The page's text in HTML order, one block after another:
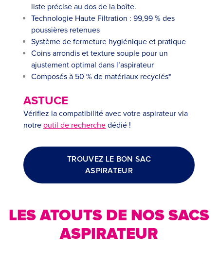
liste précise au dos de la boîte.
Technologie Haute Filtration : 99,99 % des
poussières retenues
Système de fermeture hygiénique et pratique
Coins arrondis et texture souple pour un
ajustement optimal dans l’aspirateur
Composés à 50 % de matériaux recyclés*
ASTUCE
Vérifiez la compatibilité avec votre aspirateur via
notre outil de recherche dédié !
TROUVEZ LE BON SAC
ASPIRATEUR
LES ATOUTS DE NOS SACS
ASPIRATEUR